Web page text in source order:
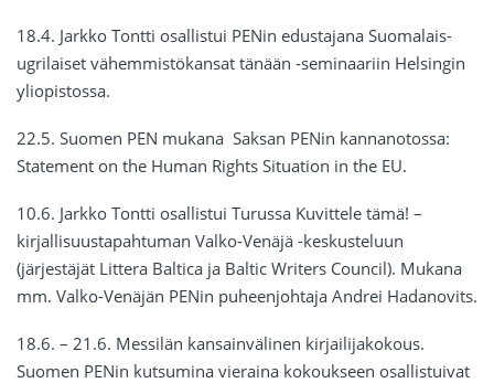
18.4. Jarkko Tontti osallistui PENin edustajana Suomalais-
ugrilaiset vähemmistökansat tänään -seminaariin Helsingin
yliopistossa.
22.5. Suomen PEN mukana Saksan PENin kannanotossa:
Statement on the Human Rights Situation in the EU.
10.6. Jarkko Tontti osallistui Turussa Kuvittele tämä! –
kirjallisuustapahtuman Valko-Venäjä -keskusteluun
(järjestäjät Littera Baltica ja Baltic Writers Council). Mukana
mm. Valko-Venäjän PENin puheenjohtaja Andrei Hadanovits.
18.6. – 21.6. Messilän kansainvälinen kirjailijakokous.
Suomen PENin kutsumina vieraina kokoukseen osallistuivat